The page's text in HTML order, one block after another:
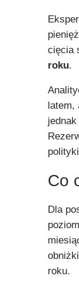
cięcia
roku.
latem,
Co
Dla
roku.